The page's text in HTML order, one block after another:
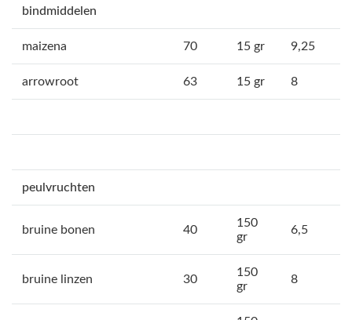
bindmiddelen
maizena 70 15 gr 9,25
arrowroot 63 15 gr 8
peulvruchten
bruine bonen 40
150
gr
6,5
bruine linzen 30
150
gr
8